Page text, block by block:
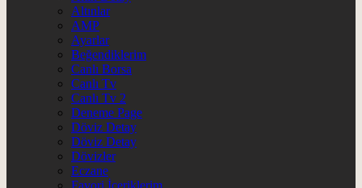
Altınlar
AMP
Ayarlar
Beğendiklerim
Canlı Borsa
Canlı Tv
Canlı Tv 2
Deneme Page
Döviz Detay
Döviz Detay
Dövizler
Eczane
Favori İçeriklerim